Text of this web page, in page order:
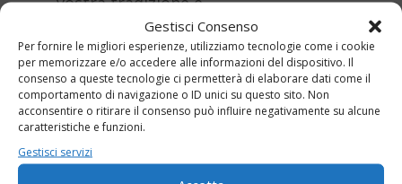
Gestisci Consenso
Per fornire le migliori esperienze, utilizziamo tecnologie come i cookie
per memorizzare e/o accedere alle informazioni del dispositivo. Il
consenso a queste tecnologie ci permetterà di elaborare dati come il
comportamento di navigazione o ID unici su questo sito. Non
acconsentire o ritirare il consenso può influire negativamente su alcune
caratteristiche e funzioni.
Gestisci servizi
contemporaneamente date una mezza
cottura alla pasta in acqua salata.
Alla fine stendete del sugo sul fondo di
una teglia adagiate uno strato di
melanzane, poi aggiungete la pasta e
completate con mozzarella,
parmigiano e prosciutto cotto.